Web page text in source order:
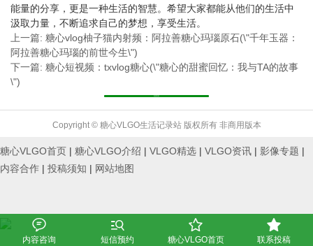
能量的分享，更是一种生活的智慧。希望大家都能从他们的生活中
汲取力量，不断追求自己的梦想，享受生活。
上一篇: 糖心vlog柚子猫内射频：阿拉善糖心玛瑙原石(\"千年玉器：
阿拉善糖心玛瑙的前世今生\")
下一篇: 糖心短视频：txvlog糖心(\"糖心的甜蜜回忆：我与TA的故事
\")
Copyright © 糖心VLGO生活记录站 版权所有 非商用版本

内容咨询

短信预约

糖心VLGO首页

联系投稿
糖心VLGO首页 | 糖心VLGO介绍 | VLGO精选 | VLGO资讯 | 影像专题 |
内容合作 | 投稿须知 | 网站地图